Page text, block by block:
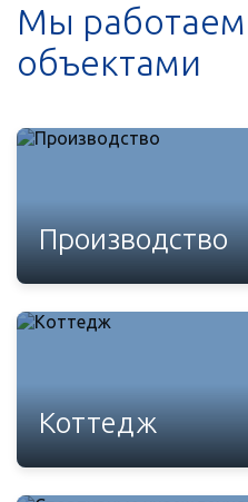
Мы
объектами
Производство
Коттедж